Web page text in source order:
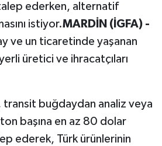
ederken, alternatif
istiyor.MARDİN (İGFA) -
ve un ticaretinde yaşanan
üretici ve ihracatçıları
buğdaydan analiz veya
başına en az 80 dolar
ederek, Türk ürünlerinin